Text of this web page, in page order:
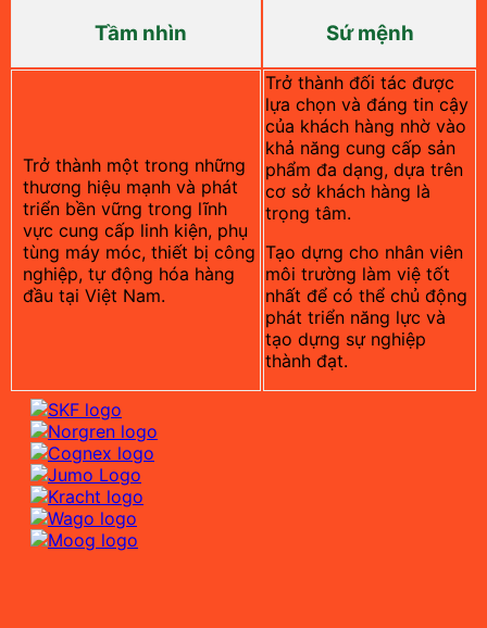
Tầm nhìn Sứ mệnh
Trở thành một trong những
thương hiệu mạnh và phát
triển bền vững trong lĩnh
vực cung cấp linh kiện, phụ
tùng máy móc, thiết bị công
nghiệp, tự động hóa hàng
đầu tại Việt Nam.
Trở thành đối tác được
lựa chọn và đáng tin cậy
của khách hàng nhờ vào
khả năng cung cấp sản
phẩm đa dạng, dựa trên
cơ sở khách hàng là
trọng tâm.
Tạo dựng cho nhân viên
môi trường làm việ tốt
nhất để có thể chủ động
phát triển năng lực và
tạo dựng sự nghiệp
thành đạt.